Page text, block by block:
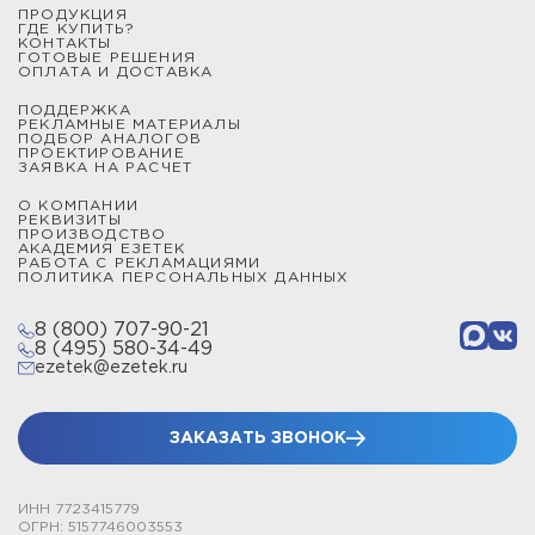
от 1 до 9 метров и закрепляются на плоских
поверхностях при помощи бетонных утяжелителей.
изготовлены из алюминиевых секций, которые
надежно скрепляются между собой, образуя защитную
конструкцию от 2,3 до 22,5 метров.
Мачты и молниеотводы телескопические типа СМТ
выполнены из стальных секций и позволяют получить
зону защиты от молнии произвольной высоты до 15,5
закрепляются при помощи подпятников и комплектов
растяжек.
Чтобы сделать расчет цены проекта, выбрать
конструкцию молниеотвода, спроектировать систему
заземления или купить устройство защиты от
сотрудникам по телефону или через онлайн-чат.
ПРОДУКЦИЯ
ГДЕ КУПИТЬ?
КОНТАКТЫ
ГОТОВЫЕ РЕШЕНИЯ
ОПЛАТА И ДОСТАВКА
ПОДДЕРЖКА
РЕКЛАМНЫЕ МАТЕРИАЛЫ
ПОДБОР АНАЛОГОВ
ПРОЕКТИРОВАНИЕ
ЗАЯВКА НА РАСЧЕТ
О КОМПАНИИ
РЕКВИЗИТЫ
ПРОИЗВОДСТВО
АКАДЕМИЯ ЕЗЕТЕК
РАБОТА С РЕКЛАМАЦИЯМИ
ПОЛИТИКА ПЕРСОНАЛЬНЫХ ДАННЫХ
8 (800) 707-90-21
8 (495) 580-34-49
ezetek@ezetek.ru
ЗАКАЗАТЬ ЗВОНОК
ИНН 7723415779
ОГРН: 5157746003553